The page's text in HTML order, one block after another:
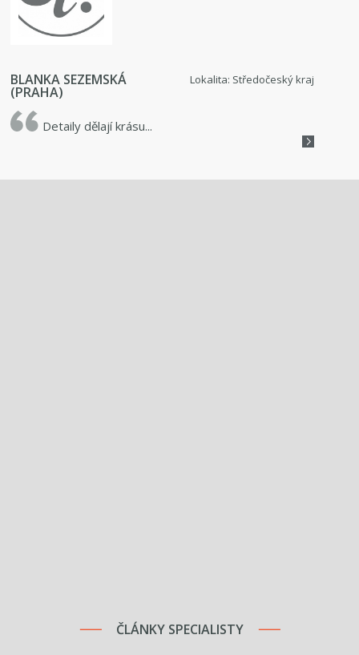
BLANKA SEZEMSKÁ
(PRAHA)
Lokalita: Středočeský kraj
Detaily dělají krásu...
ČLÁNKY SPECIALISTY